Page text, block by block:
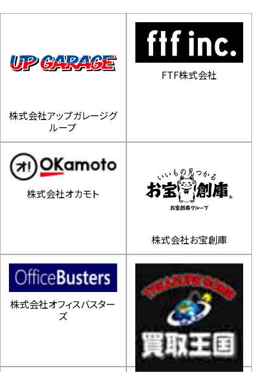
株式会社アップガレージグ
ループ
FTF株式会社
株式会社オカモト
株式会社お宝創庫
株式会社オフィスバスター
ズ